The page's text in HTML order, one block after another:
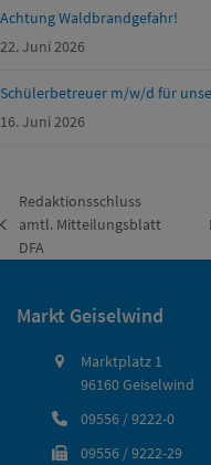
Achtung Waldbrandgefahr!
22. Juni 2026
Schülerbetreuer m/w/d für
16. Juni 2026
vorheriger
Beitrag:
Redaktionsschluss
amtl. Mitteilungsblatt
DFA
Markt Geiselwind
Marktplatz 1
96160 Geiselwind
09556 / 9222-0
09556 / 9222-29